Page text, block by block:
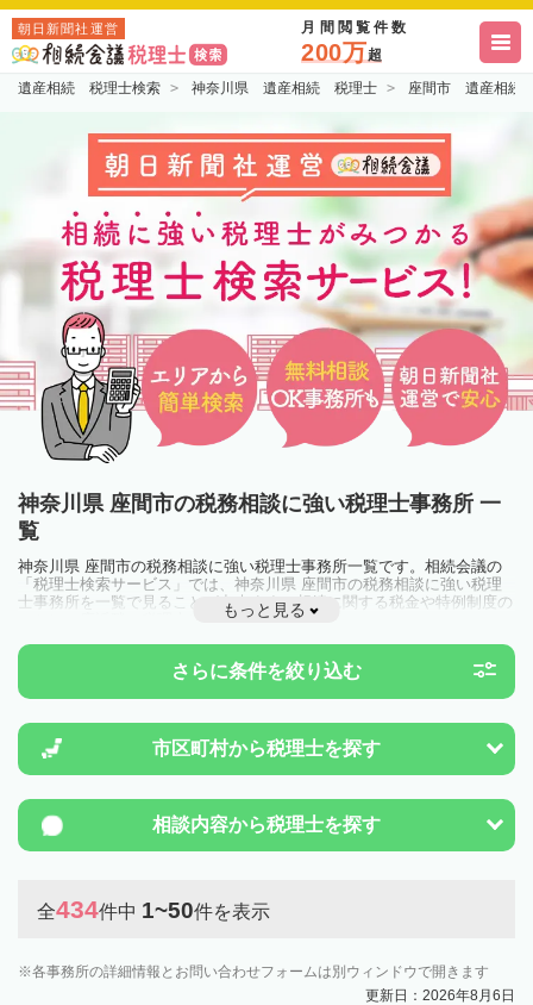
朝日新聞社運営 月間閲覧件数
200万超
遺産相続 税理士検索 神奈川県 遺産相続 税理士 座間市 遺産相続
神奈川県 座間市の税務相談に強い税理士事務所 一
覧
神奈川県 座間市の税務相談に強い税理士事務所一覧です。相続会議の
「税理士検索サービス」では、神奈川県 座間市の税務相談に強い税理
士事務所を一覧で見ることが出来ます。相続に関する税金や特例制度の
ことは一度近隣の税理士に相談してみましょう。
もっと見る
さらに条件を絞り込む
市区町村から税理士を探す
相談内容から税理士を探す
全434件中 1~50件を表示
各事務所の詳細情報とお問い合わせフォームは別ウィンドウで開きます
更新日：2026年8月6日